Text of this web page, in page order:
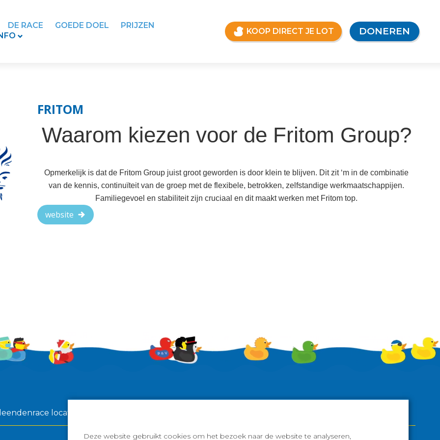
DE RACE GOEDE DOEL
PRIJZEN
KOOP DIRECT JE LOT DONEREN
FRITOM
Waarom kiezen voor de Fritom Group?
Opmerkelijk is dat de Fritom Group juist groot geworden is door klein te blijven. Dit zit ‘m in de combinatie
van de kennis, continuïteit van de groep met de flexibele, betrokken, zelfstandige werkmaatschappijen.
Familiegevoel en stabiliteit zijn cruciaal en dit maakt werken met Fritom top.
website
locatie: Grootzand Sneek
Deze website gebruikt cookies om het bezoek naar de website te analyseren,